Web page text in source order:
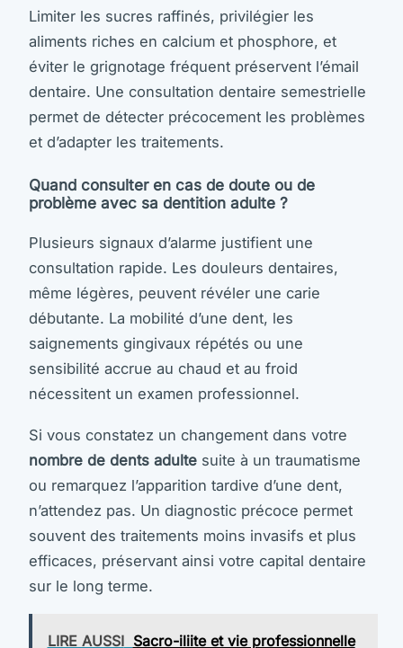
Limiter les sucres raffinés, privilégier les
aliments riches en calcium et phosphore, et
éviter le grignotage fréquent préservent l’émail
dentaire. Une consultation dentaire semestrielle
permet de détecter précocement les problèmes
et d’adapter les traitements.
Quand consulter en cas de doute ou de
problème avec sa dentition adulte ?
Plusieurs signaux d’alarme justifient une
consultation rapide. Les douleurs dentaires,
même légères, peuvent révéler une carie
débutante. La mobilité d’une dent, les
saignements gingivaux répétés ou une
sensibilité accrue au chaud et au froid
nécessitent un examen professionnel.
Si vous constatez un changement dans votre
nombre de dents adulte suite à un traumatisme
ou remarquez l’apparition tardive d’une dent,
n’attendez pas. Un diagnostic précoce permet
souvent des traitements moins invasifs et plus
efficaces, préservant ainsi votre capital dentaire
sur le long terme.
LIRE AUSSI Sacro-iliite et vie professionnelle